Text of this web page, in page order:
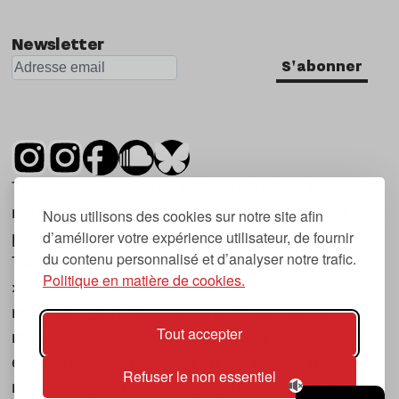
Nous utilisons des cookies sur notre site afin
d’améliorer votre expérience utilisateur, de fournir
du contenu personnalisé et d’analyser notre trafic.
Politique en matière de cookies.
Tout accepter
Refuser le non essentiel
Indie
Newsletter
S'abonner
Tsugi est un mensuel indépendant sur la
musique et les nouvelles tendances, dont la
première parution date de 2007.
Tsugi en japonais signifie « prochain », « suivant
», ce qui correspond à la thématique du
magazine, à l’affût des nouvelles tendances
musicales, qu’elles viennent de la musique
électronique, du rock ou du hip hop, et des
nouveaux phénomènes de société liés à la